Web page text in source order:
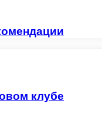
клубе